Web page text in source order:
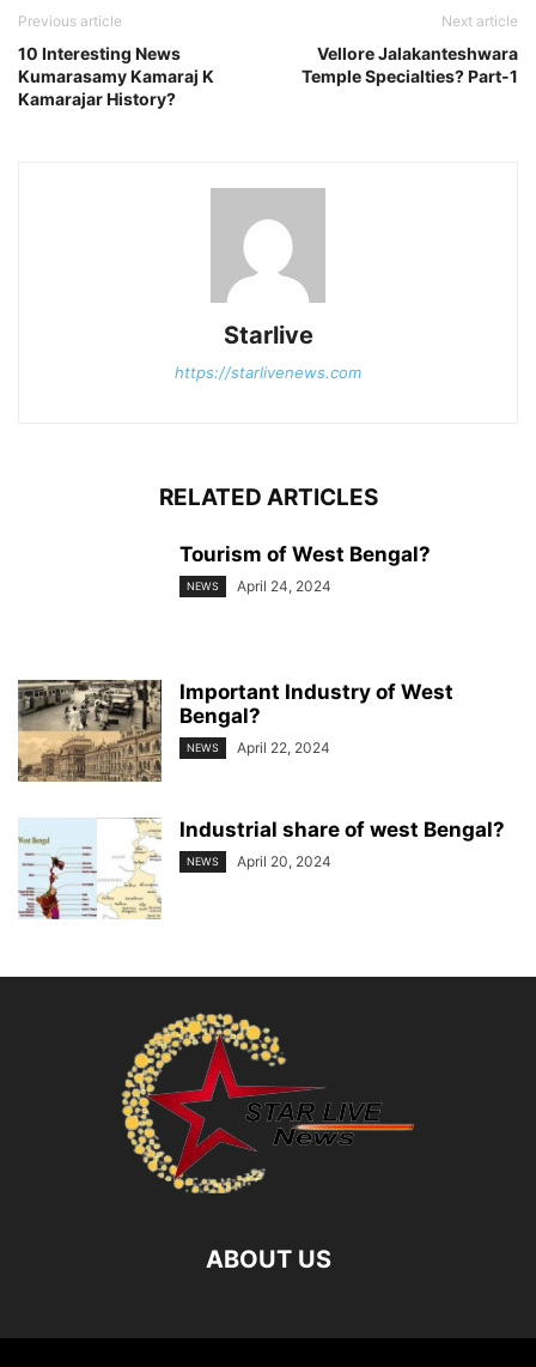
Previous article
10 Interesting News
Kumarasamy Kamaraj K
Kamarajar History?
Next article
Vellore Jalakanteshwara
Temple Specialties? Part-1
Starlive
https://starlivenews.com
RELATED ARTICLES
Tourism of West Bengal?
NEWS April 24, 2024
Important Industry of West
Bengal?
NEWS April 22, 2024
Industrial share of west Bengal?
NEWS April 20, 2024
ABOUT US